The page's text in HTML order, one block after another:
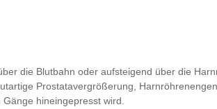
die Blutbahn oder aufsteigend über die
Prostatavergrößerung,
hineingepresst wird.